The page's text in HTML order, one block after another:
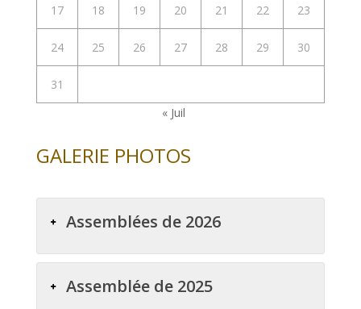
17 18 19 20 21 22 23
24 25 26 27 28 29 30
31
« Juil
GALERIE PHOTOS
Assemblées de 2026
Assemblée de 2025